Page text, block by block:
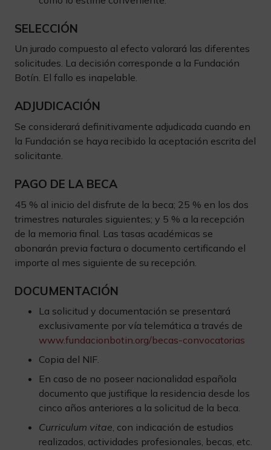
SELECCIÓN
Un jurado compuesto al efecto valorará las diferentes
solicitudes. La decisión corresponde a la Fundación
Botín. El fallo es inapelable.
ADJUDICACIÓN
Se considerará definitivamente adjudicada cuando en
la Fundación se haya recibido la aceptación escrita del
solicitante.
PAGO DE LA BECA
45 % al inicio del disfrute de la beca; 25 % en los dos
trimestres naturales siguientes; y 5 % a la recepción
de la memoria final. Las tasas académicas se
abonarán previa factura o documento certificando el
importe al mes siguiente de su recepción.
DOCUMENTACIÓN
La solicitud y documentación se presentará
exclusivamente por vía telemática a través de
www.fundacionbotin.org/becas-convocatorias
Copia del NIF.
En caso de no poseer nacionalidad española
documento que justifique la residencia desde los
cinco años anteriores a la solicitud de la beca.
Curriculum vitae, con indicación de estudios
realizados, actividades profesionales, becas, etc.